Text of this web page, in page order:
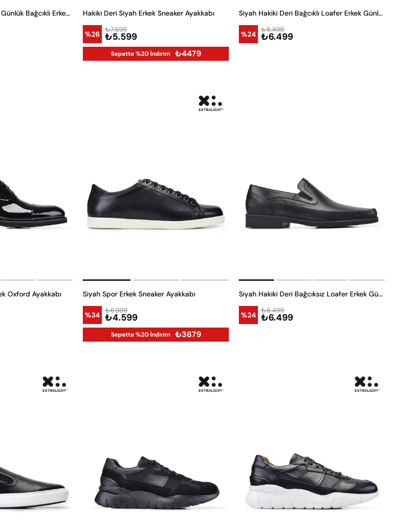
Hakiki Deri Kahverengi Günlük Bağcıklı Erkek Ayakkabı -11377- Hakiki Deri Siyah Erkek Sneaker Ayakkabı
%26 ₺5.599
₺7.599
Sepette %20 İndirim ₺4479
Siyah Hakiki Deri Bağcıklı Loafer Erkek Günlük Ayakkabı
%24 ₺6.499
₺8.499
Oxford Ayakkabı Siyah Spor Erkek Sneaker Ayakkabı
%34 ₺4.599
₺6.999
Sepette %20 İndirim ₺3679
Siyah Hakiki Deri Bağcıksız Loafer Erkek Günlük Ayakkabı
%24 ₺6.499
₺8.499